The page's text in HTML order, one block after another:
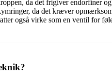
da det frigiver endorfiner
da det kræver
også virke som en ventil for